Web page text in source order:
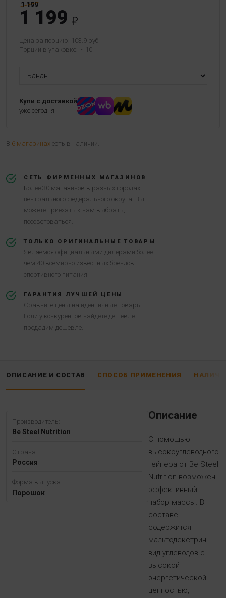
1 199
1 199
Цена за порцию: 103.9 руб.
Порций в упаковке: ~ 10
Купи с доставкой
уже сегодня
В 6 магазинах есть в наличии.
СЕТЬ ФИРМЕННЫХ МАГАЗИНОВ
Более 30 магазинов в разных городах
центрального федерального округа. Вы
можете приехать к нам выбрать,
посоветоваться.
ТОЛЬКО ОРИГИНАЛЬНЫЕ ТОВАРЫ
Являемся официальными дилерами более
чем 40 всемирно известных брендов
спортивного питания.
ГАРАНТИЯ ЛУЧШЕЙ ЦЕНЫ
Сравните цены на идентичные товары.
Если у конкурентов найдете дешевле -
продадим дешевле.
ОПИСАНИЕ И СОСТАВ СПОСОБ ПРИМЕНЕНИЯ
Производитель:
Be Steel Nutrition
Страна:
Россия
Форма выпуска:
Порошок
Описание
С помощью
высокоуглеводного
гейнера от Be Steel
Nutrition возможен
эффективный
набор массы. В
составе
содержится
мальтодекстрин -
вид углеводов с
высокой
энергетической
ценностью,